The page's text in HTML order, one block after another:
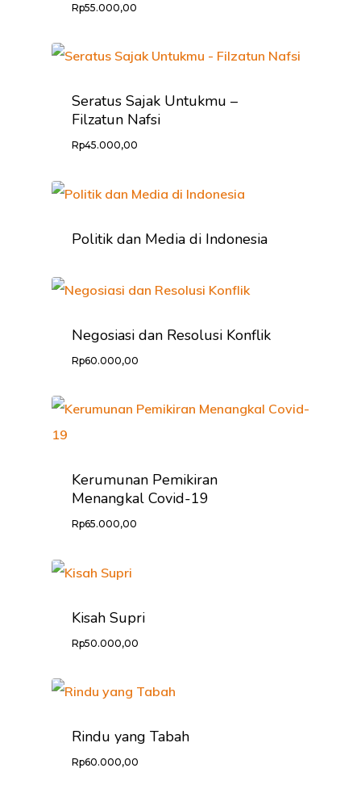
Rp55.000,00
Seratus Sajak Untukmu –
Filzatun Nafsi
Rp45.000,00
Politik dan Media di Indonesia
Negosiasi dan Resolusi Konflik
Rp60.000,00
Kerumunan Pemikiran
Menangkal Covid-19
Rp65.000,00
Kisah Supri
Rp50.000,00
Rindu yang Tabah
Rp60.000,00